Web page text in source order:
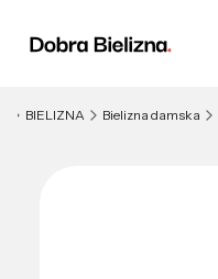
BIELIZNA Bielizna damska